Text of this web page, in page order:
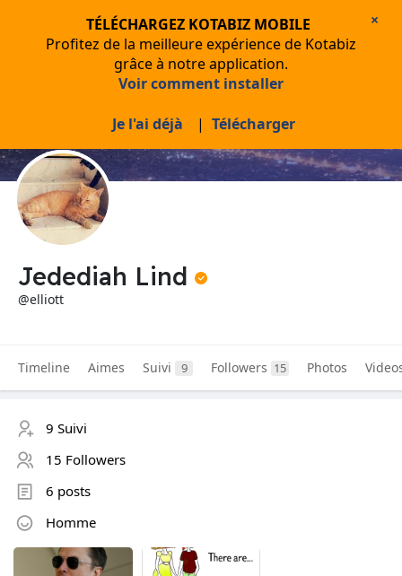
TÉLÉCHARGEZ KOTABIZ MOBILE
Profitez de la meilleure expérience de Kotabiz
grâce à notre application.
Voir comment installer
Je l'ai déjà | Télécharger
×
Jedediah Lind
@elliott
Timeline Aimes Suivi 9 Followers 15 Photos
9 Suivi
15 Followers
6 posts
Homme